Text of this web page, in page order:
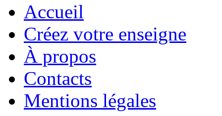
Accueil
Créez votre enseigne
À propos
Contacts
Mentions légales